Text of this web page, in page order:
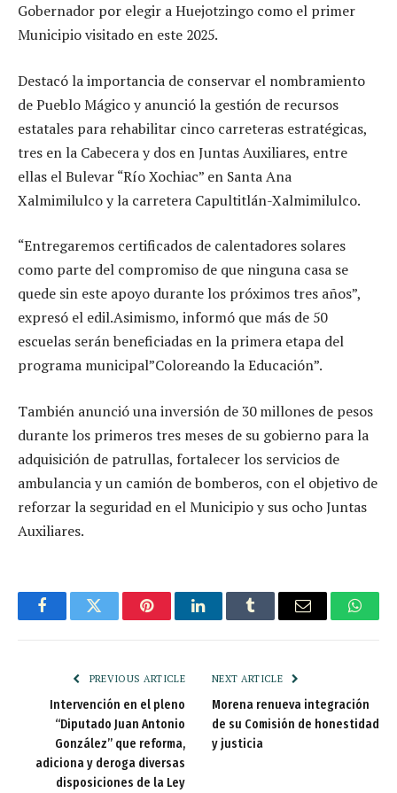
Gobernador por elegir a Huejotzingo como el primer
Municipio visitado en este 2025.
Destacó la importancia de conservar el nombramiento
de Pueblo Mágico y anunció la gestión de recursos
estatales para rehabilitar cinco carreteras estratégicas,
tres en la Cabecera y dos en Juntas Auxiliares, entre
ellas el Bulevar “Río Xochiac” en Santa Ana
Xalmimilulco y la carretera Capultitlán-Xalmimilulco.
“Entregaremos certificados de calentadores solares
como parte del compromiso de que ninguna casa se
quede sin este apoyo durante los próximos tres años”,
expresó el edil.Asimismo, informó que más de 50
escuelas serán beneficiadas en la primera etapa del
programa municipal”Coloreando la Educación”.
También anunció una inversión de 30 millones de pesos
durante los primeros tres meses de su gobierno para la
adquisición de patrullas, fortalecer los servicios de
ambulancia y un camión de bomberos, con el objetivo de
reforzar la seguridad en el Municipio y sus ocho Juntas
Auxiliares.
FacebookTwitter PinterestLinkedInTumblr Email
PREVIOUS ARTICLE
Intervención en el pleno
“Diputado Juan Antonio
González” que reforma,
adiciona y deroga diversas
disposiciones de la Ley
NEXT ARTICLE
Morena renueva integración
de su Comisión de honestidad
y justicia